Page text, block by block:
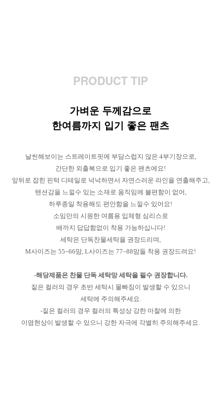
PRODUCT TIP
가벼운 두께감으로
한여름까지 입기 좋은 팬츠
날씬해보이는 스트레이트핏에 부담스럽지 않은 4부기장으로,
간단한 외출복으로 입기 좋은 팬츠에요!
앞뒤로 잡힌 핀턱 디테일로 넉넉하면서 자연스러운 라인을 연출해주고,
텐션감을 느낄수 있는 소재로 움직임에 불편함이 없어,
하루종일 착용해도 편안함을 느낄수 있어요!
소임만의 시원한 여름용 입체형 심리스로
배까지 답답함없이 착용 가능하십니다!
세탁은 단독찬물세탁을 권장드리며,
M사이즈는 55~66맘, L사이즈는 77~88맘들 착용 권장드려요!
-해당제품은 찬물 단독 세탁망 세탁을 필수 권장합니다.
짙은 컬러의 경우 초반 세탁시 물빠짐이 발생할 수 있으니
세탁에 주의해주세요.
-짙은 컬러의 경우 컬러의 특성상 강한 마찰에 의한
이염현상이 발생할 수 있으니 강한 자극에 각별히 주의해주세요.